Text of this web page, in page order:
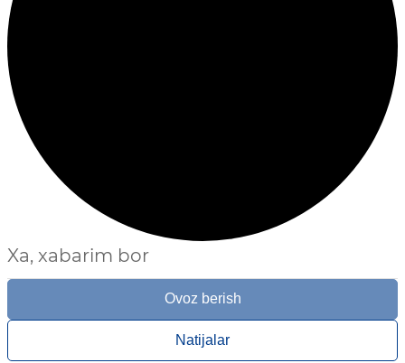
Xa, xabarim bor
Ovoz berish
Natijalar